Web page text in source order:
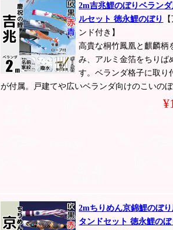
2m吉兆鯉のぼりベラン
ルセット 徳永鯉のぼり
ンド付き】
高貴な桐竹鳳凰と麒麟柄
み、アルミ金箔をちりば
す。ベランダ格子に取り
が付属。戸建てや広いベランダ向けのこいのぼ
2mちりめん京錦鯉のぼ
タンドセット 徳永鯉のぼ